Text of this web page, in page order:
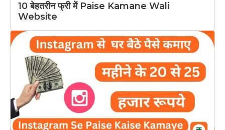
10 बेहतरीन फ्री में Paise Kamane Wali
Website